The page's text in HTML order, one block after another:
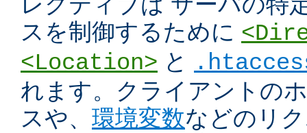
スを制御するために
<Location> と
れます。クライアントの
スや、 環境変数などのリ